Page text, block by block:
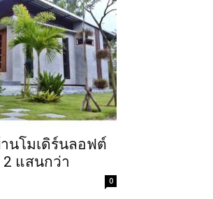
นโมเดิร์นลอฟต์
2 แสนกว่า
0